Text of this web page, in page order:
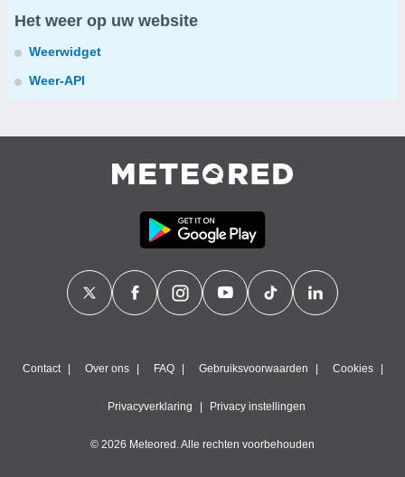
Het weer op uw website
Weerwidget
Weer-API
Contact Over ons FAQ Gebruiksvoorwaarden Cookies
Privacyverklaring Privacy instellingen
© 2026 Meteored. Alle rechten voorbehouden